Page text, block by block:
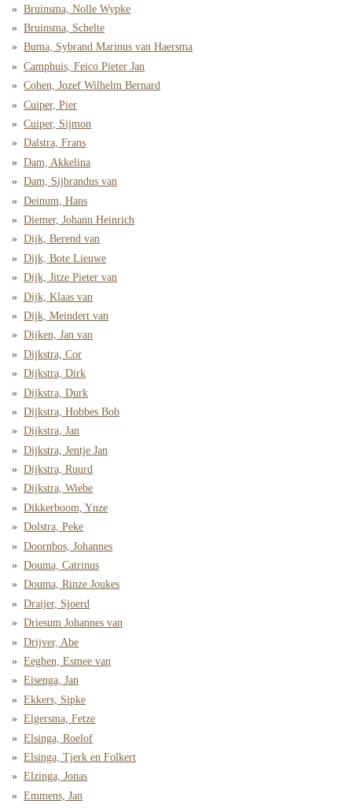
Bruinsma, Nolle Wypke
Bruinsma, Schelte
Buma, Sybrand Marinus van Haersma
Camphuis, Feico Pieter Jan
Cohen, Jozef Wilhelm Bernard
Cuiper, Pier
Cuiper, Sijmon
Dalstra, Frans
Dam, Akkelina
Dam, Sijbrandus van
Deinum, Hans
Diemer, Johann Heinrich
Dijk, Berend van
Dijk, Bote Lieuwe
Dijk, Jitze Pieter van
Dijk, Klaas van
Dijk, Meindert van
Dijken, Jan van
Dijkstra, Cor
Dijkstra, Dirk
Dijkstra, Durk
Dijkstra, Hobbes Bob
Dijkstra, Jan
Dijkstra, Jentje Jan
Dijkstra, Ruurd
Dijkstra, Wiebe
Dikkerboom, Ynze
Dolstra, Peke
Doornbos, Johannes
Douma, Catrinus
Douma, Rinze Joukes
Draijer, Sjoerd
Driesum Johannes van
Drijver, Abe
Eeghen, Esmee van
Eisenga, Jan
Ekkers, Sipke
Elgersma, Fetze
Elsinga, Roelof
Elsinga, Tjerk en Folkert
Elzinga, Jonas
Emmens, Jan